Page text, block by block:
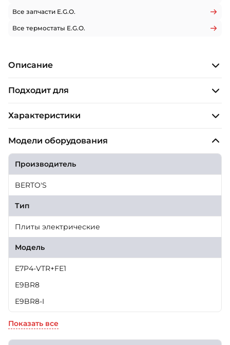
Все запчасти E.G.O.
Все термостаты E.G.O.
Описание
Подходит для
Характеристики
Модели оборудования
Производитель
BERTO'S
Тип
Плиты электрические
Модель
E7P4-VTR+FE1
E9BR8
E9BR8-I
Показать все